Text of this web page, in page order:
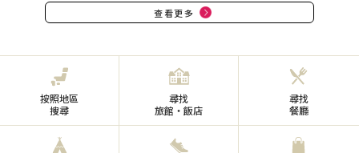
查看更多
按照地區
搜尋
尋找
旅館・飯店
尋找
餐廳